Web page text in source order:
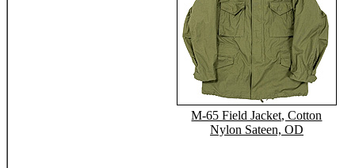
M-65 Field Jacket, Cotton
Nylon Sateen, OD